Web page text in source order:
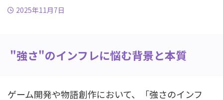
2025年11月7日
"強さ"のインフレに悩む背景と本質
ゲーム開発や物語創作において、「強さのインフ